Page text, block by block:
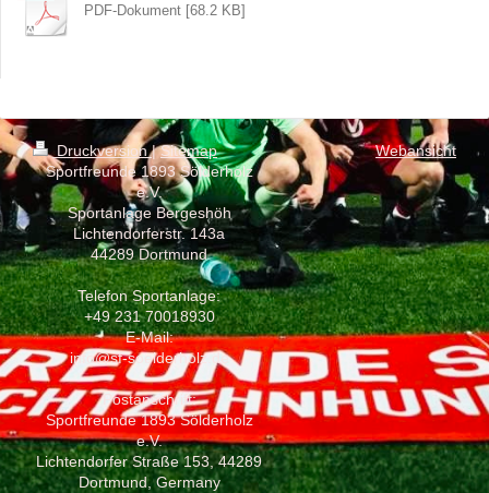
PDF-Dokument [68.2 KB]
Druckversion| Sitemap
Sportfreunde 1893 Sölderholz
e.V.
Sportanlage Bergeshöh
Lichtendorferstr. 143a
44289 Dortmund
Telefon Sportanlage:
+49 231 70018930
E-Mail:
info@sf-soelderholz.de
Postanschrift:
Sportfreunde 1893 Sölderholz
e.V.
Lichtendorfer Straße 153, 44289
Dortmund, Germany
Webansicht